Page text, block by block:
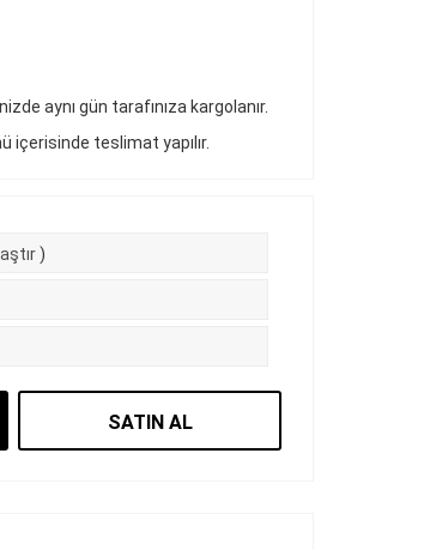
aynı gün tarafınıza kargolanır.
içerisinde teslimat yapılır.
)
SATIN AL